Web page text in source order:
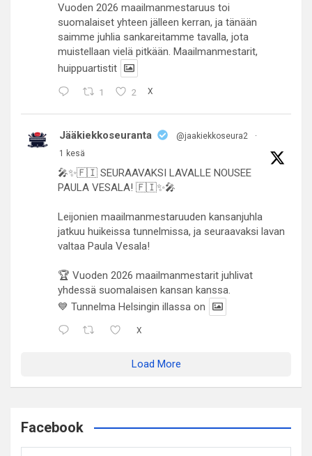
Vuoden 2026 maailmanmestaruus toi
suomalaiset yhteen jälleen kerran, ja tänään
saimme juhlia sankareitamme tavalla, jota
muistellaan vielä pitkään. Maailmanmestarit,
huippuartistit
1 2 X
Jääkiekkoseuranta @jaakiekkoseura2
·
1 kesä
🎤✨🇫🇮 SEURAAVAKSI LAVALLE NOUSEE
PAULA VESALA! 🇫🇮✨🎤
Leijonien maailmanmestaruuden kansanjuhla
jatkuu huikeissa tunnelmissa, ja seuraavaksi lavan
valtaa Paula Vesala!
🏆 Vuoden 2026 maailmanmestarit juhlivat
yhdessä suomalaisen kansan kanssa.
💙 Tunnelma Helsingin illassa on
X
Load More
Facebook